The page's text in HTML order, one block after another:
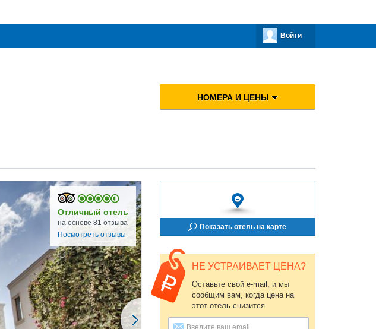
Войти
НОМЕРА И ЦЕНЫ
Отличный отель
на основе 81 отзыва
Посмотреть отзывы
Показать отель на карте
НЕ УСТРАИВАЕТ ЦЕНА?
Оставьте свой e-mail, и мы
сообщим вам, когда цена на
этот отель снизится